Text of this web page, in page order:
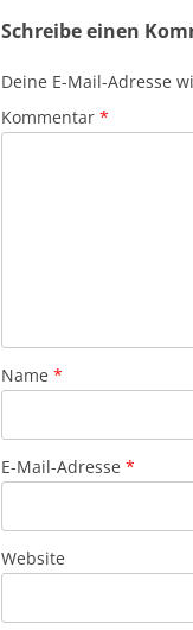
Schreibe einen
Deine E-Mail-Adresse
Kommentar *
Name *
E-Mail-Adresse *
Website